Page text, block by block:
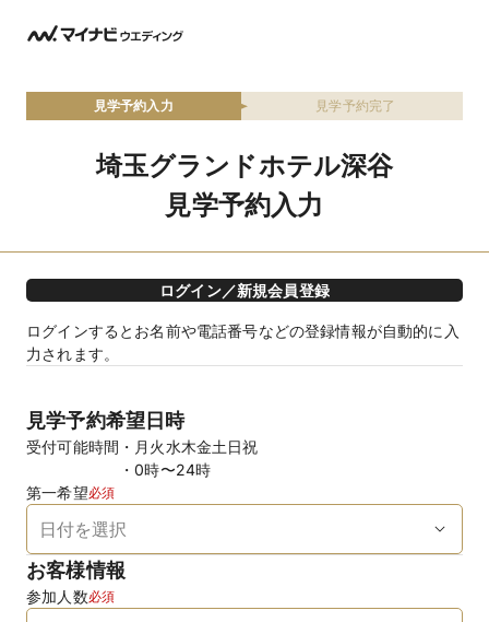
見学予約入力 見学予約完了
埼玉グランドホテル深谷
見学予約入力
ログイン／新規会員登録
ログインするとお名前や電話番号などの登録情報が自動的に入
力されます。
見学予約希望日時
受付可能時間
月火水木金土日祝
0時〜24時
第一希望必須
お客様情報
参加人数必須